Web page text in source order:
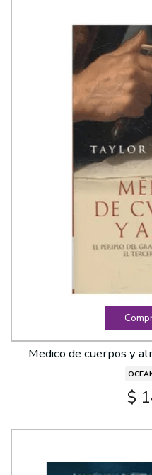
Medico de cuerpos y
$